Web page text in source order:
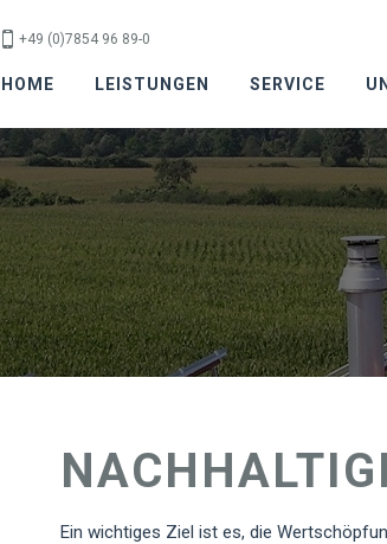
+49 (0)7854 96 89-0
HOME LEISTUNGEN SERVICE
Ein wichtiges Ziel ist es, die